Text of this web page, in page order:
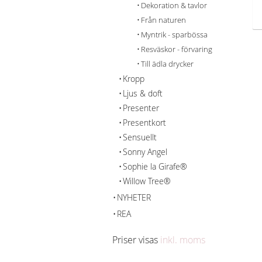
Dekoration & tavlor
Från naturen
Myntrik - sparbössa
Resväskor - förvaring
Till ädla drycker
Kropp
Ljus & doft
Presenter
Presentkort
Sensuellt
Sonny Angel
Sophie la Girafe®
Willow Tree®
NYHETER
REA
Priser visas inkl. moms